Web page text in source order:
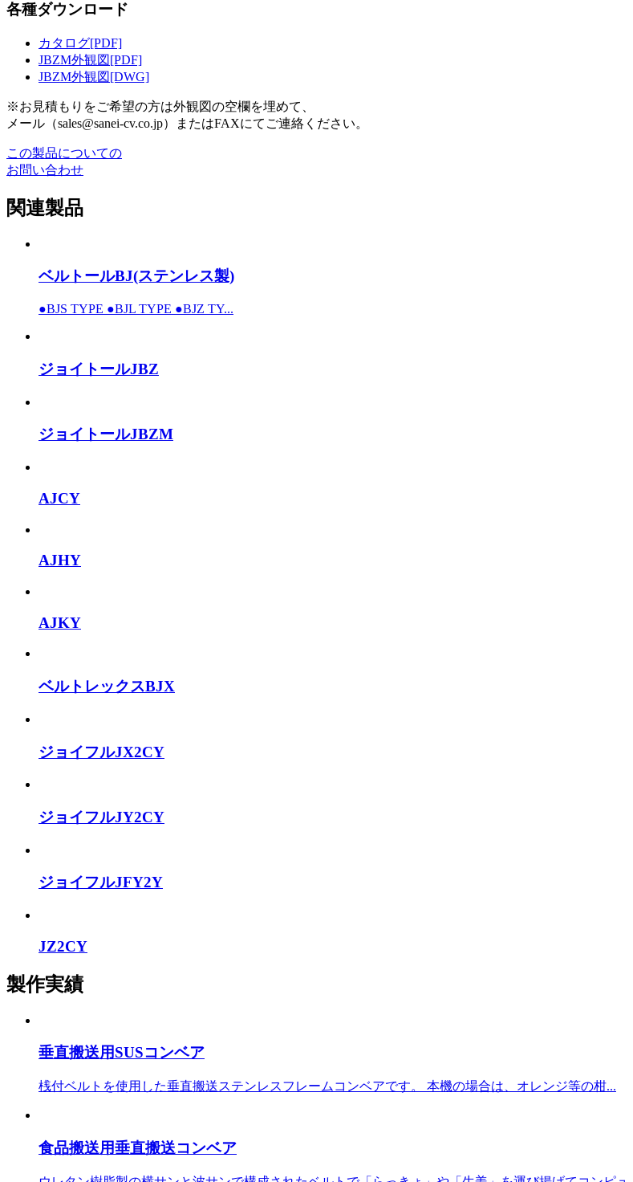
各種ダウンロード
カタログ[PDF]
JBZM外観図[PDF]
JBZM外観図[DWG]
※お見積もりをご希望の方は外観図の空欄を埋めて、
メール（sales@sanei-cv.co.jp）またはFAXにてご連絡ください。
この製品についての
お問い合わせ
関連製品
ベルトールBJ(ステンレス製)
●BJS TYPE ●BJL TYPE ●BJZ TY...
ジョイトールJBZ
ジョイトールJBZM
AJCY
AJHY
AJKY
ベルトレックスBJX
ジョイフルJX2CY
ジョイフルJY2CY
ジョイフルJFY2Y
JZ2CY
製作実績
垂直搬送用SUSコンベア
桟付ベルトを使用した垂直搬送ステンレスフレームコンベアです。 本機の場合は、オレンジ等の柑...
食品搬送用垂直搬送コンベア